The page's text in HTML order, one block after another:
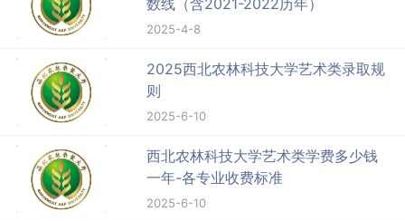
2025-4-8
2025西北农林科技大学艺术类录取规
则
2025-6-10
西北农林科技大学艺术类学费多少钱
一年-各专业收费标准
2025-6-10